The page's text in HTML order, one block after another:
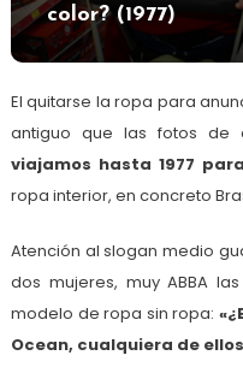
color? (1977)
El quitarse la ropa para
antiguo que las fotos de
viajamos hasta 1977
ropa interior, en concreto
Atención al slogan medio
dos mujeres, muy ABBA
modelo de ropa sin ropa:
Ocean, cualquiera de